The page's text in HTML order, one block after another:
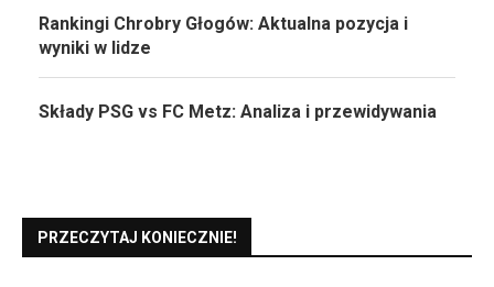
Rankingi Chrobry Głogów: Aktualna pozycja i
wyniki w lidze
Składy PSG vs FC Metz: Analiza i przewidywania
PRZECZYTAJ KONIECZNIE!